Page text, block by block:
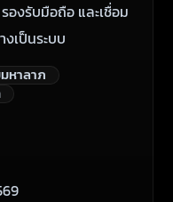
องรับมือถือ และเชื่อม
เป็นระบบ
หาลาภ